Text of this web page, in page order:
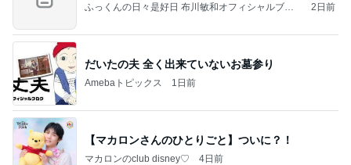
ふっくんの日々是好日 布川敏和オフィシャルブロ
2日前
だいたの夫 全く出来ていないお墓参り
Amebaトピックス 1日前
【マカロンさんのひとりごと】ついに？！
マカロンのclub disney♡ 4日前